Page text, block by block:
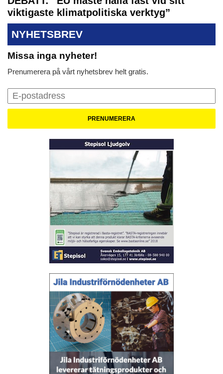
viktigaste klimatpolitiska verktyg”
NYHETSBREV
Missa inga nyheter!
Prenumerera på vårt nyhetsbrev helt gratis.